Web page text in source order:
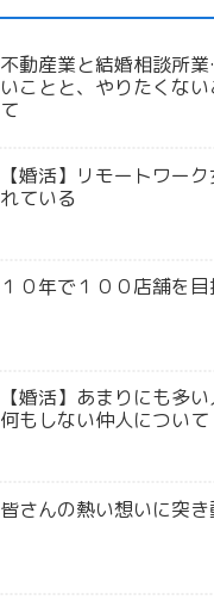
不動産業と結婚相談所
いことと、やりたくな
て
【婚活】リモートワー
れている
１０年で１００店舗を目
【婚活】あまりにも多
何もしない仲人について
皆さんの熱い想いに突